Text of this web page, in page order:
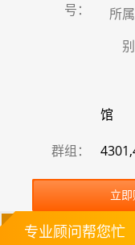
号：
所
别
馆
群组：
立
专业顾问帮您忙